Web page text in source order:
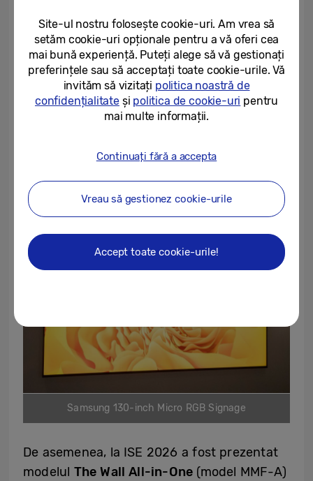
2026 pentru piața de divertisment la
domiciliu ultra-premium, ecranul dispune de
cea mai avansată tehnologie Micro LED de la
Samsung până în prezent. Acesta combină
LED-uri RGB la scară micro cu Micro RGB AI
Engine Pro pentru a oferi culori vii și o
design ultra-subțire, fiind ideal pentru spații
comerciale de lux și premium.
Samsung 130-inch Micro RGB Signage
De asemenea, la ISE 2026 a fost prezentat
modelul The Wall All-in-One (model MMF-A)
Site-ul nostru folosește cookie-uri. Am vrea să
setăm cookie-uri opționale pentru a vă oferi cea
mai bună experiență. Puteți alege să vă gestionați
preferințele sau să acceptați toate cookie-urile. Vă
invităm să vizitați politica noastră de
confidențialitateși politica de cookie-uri pentru
mai multe informații.
Continuați fără a accepta
Vreau să gestionez cookie-urile
Accept toate cookie-urile!